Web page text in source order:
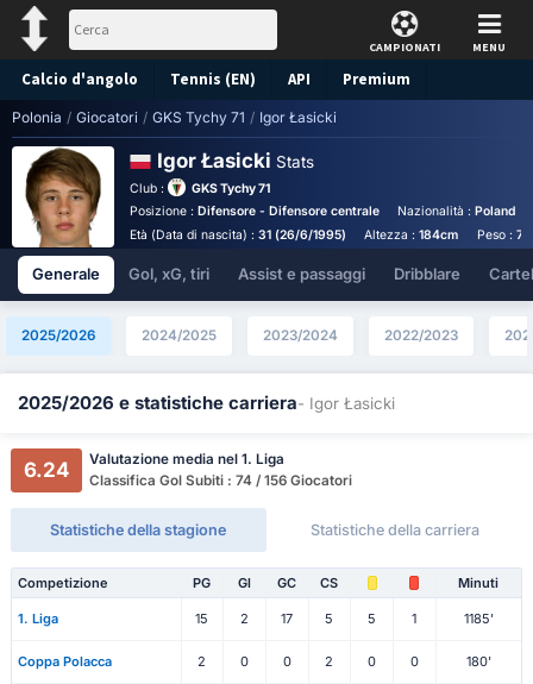
CAMPIONATI MENU
Calcio d'angolo Tennis (EN) API Premium
Pronostico
Polonia / Giocatori / GKS Tychy 71 / Igor Łasicki
Igor Łasicki Stats
Club :
GKS Tychy 71
Posizione : Difensore - Difensore centrale Nazionalità :Poland
Età (Data di nascita) : 31 (26/6/1995) Altezza :184cm Peso :
Generale Gol, xG, tiri Assist e passaggi Dribblare
2025/2026 2024/2025 2023/2024 2022/2023
2025/2026 e statistiche carriera- Igor Łasicki
6.24
Valutazione media nel 1. Liga
Classifica Gol Subiti : 74 / 156 Giocatori
Statistiche della stagione Statistiche della carriera
Competizione PG Gl GC CS Minuti
1. Liga 15 2 17 5 5 1 1185'
Coppa Polacca 2 0 0 2 0 0 180'